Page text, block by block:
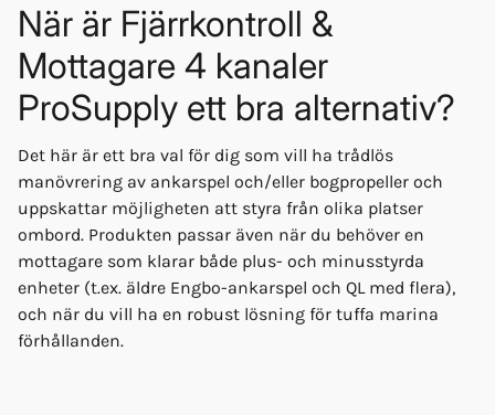
När är Fjärrkontroll &
Mottagare 4 kanaler
ProSupply ett bra alternativ?
Det här är ett bra val för dig som vill ha trådlös
manövrering av ankarspel och/eller bogpropeller och
uppskattar möjligheten att styra från olika platser
ombord. Produkten passar även när du behöver en
mottagare som klarar både plus- och minusstyrda
enheter (t.ex. äldre Engbo-ankarspel och QL med flera),
och när du vill ha en robust lösning för tuffa marina
förhållanden.